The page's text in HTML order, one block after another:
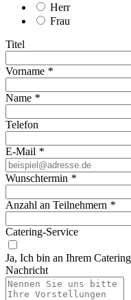
Herr
Frau
Titel
Vorname *
Name *
Telefon
E-Mail *
Wunschtermin *
Anzahl an Teilnehmern *
Catering-Service
Ja, Ich bin an Ihrem
Nachricht